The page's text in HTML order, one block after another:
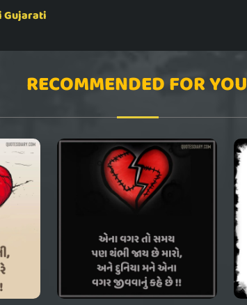
Gujarati
RECOMMENDED FOR YOU